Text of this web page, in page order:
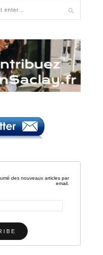
des nouveaux articles par
email.